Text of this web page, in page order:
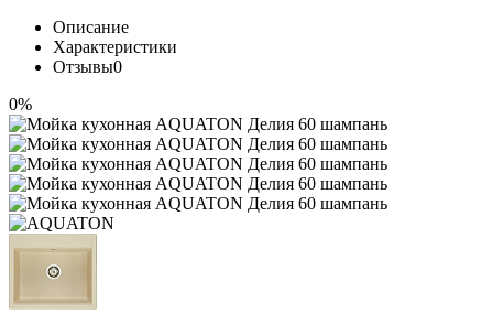
Описание
Характеристики
Отзывы0
0%